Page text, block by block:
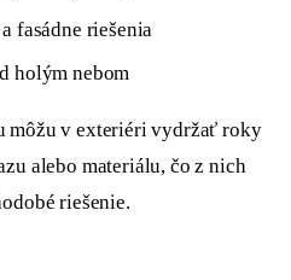
fasádne riešenia
holým nebom
môžu v exteriéri vydržať roky
alebo materiálu, čo z nich
riešenie.